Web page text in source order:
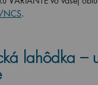
NCS.
lahôdka –